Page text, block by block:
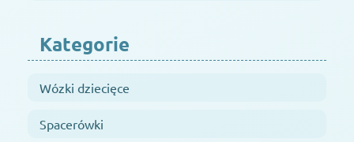
Kategorie
Wózki dziecięce
Spacerówki